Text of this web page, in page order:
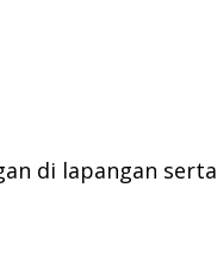
di lapangan serta